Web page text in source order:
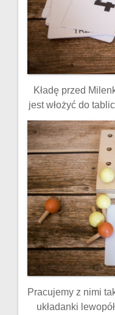
Kładę przed
jest włożyć do
Pracujemy z nimi
układanki